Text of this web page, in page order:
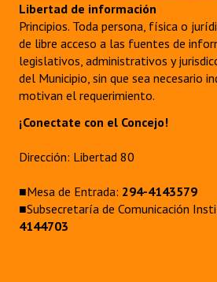
Libertad de información
Principios. Toda persona, física o
de libre acceso a las fuentes de
legislativos, administrativos y
del Municipio, sin que sea necesario
motivan el requerimiento.
¡Conectate con el Concejo!
Dirección: Libertad 80
■Mesa de Entrada: 294-4143579
■Subsecretaría de Comunicación
4144703